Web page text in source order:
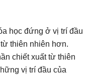
học đứng ở vị trí đầu
thiên nhiên hơn.
chiết xuất từ thiên
vị trí đầu của